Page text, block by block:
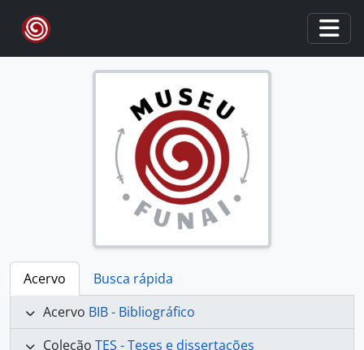
Skip to main content
Acervo
Busca rápida
Acervo BIB - Bibliográfico
Coleção TES - Teses e dissertações